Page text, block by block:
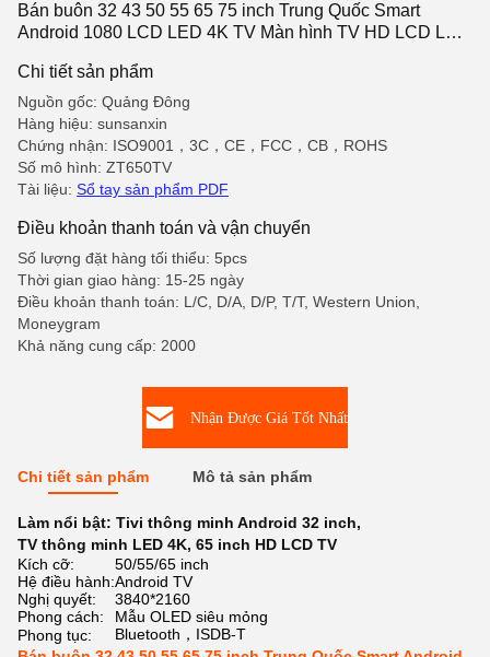
Bán buôn 32 43 50 55 65 75 inch Trung Quốc Smart
Android 1080 LCD LED 4K TV Màn hình TV HD LCD LED
Chi tiết sản phẩm
Nguồn gốc: Quảng Đông
Hàng hiệu: sunsanxin
Chứng nhận: ISO9001，3C，CE，FCC，CB，ROHS
Số mô hình: ZT650TV
Tài liệu: Sổ tay sản phẩm PDF
Điều khoản thanh toán và vận chuyển
Số lượng đặt hàng tối thiểu: 5pcs
Thời gian giao hàng: 15-25 ngày
Điều khoản thanh toán: L/C, D/A, D/P, T/T, Western Union,
Moneygram
Khả năng cung cấp: 2000
Nhận Được Giá Tốt Nhất
Chi tiết sản phẩm Mô tả sản phẩm
Làm nổi bật: Tivi thông minh Android 32 inch,
TV thông minh LED 4K, 65 inch HD LCD TV
Kích cỡ:
50/55/65 inch
Hệ điều hành:Android TV
Nghị quyết:
3840*2160
Phong cách:
Mẫu OLED siêu mỏng
Phong tục:
Bluetooth，ISDB-T